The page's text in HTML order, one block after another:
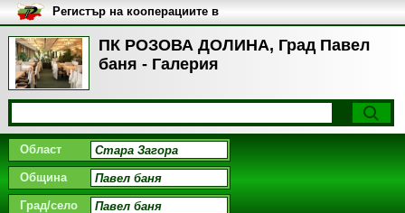
ПК РОЗОВА ДОЛИНА, Град Павел
баня - Галерия
Регистър на кооперациите в
България
Област
Община
Град/село